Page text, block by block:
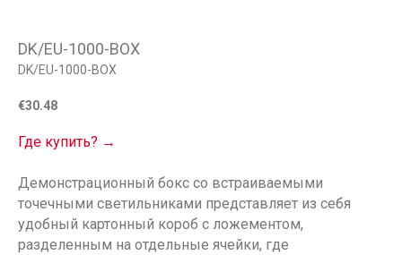
DK/EU-1000-BOX
DK/EU-1000-BOX
€30.48
Где купить? →
Демонстрационный бокс со встраиваемыми
точечными светильниками представляет из себя
удобный картонный короб с ложементом,
разделенным на отдельные ячейки, где